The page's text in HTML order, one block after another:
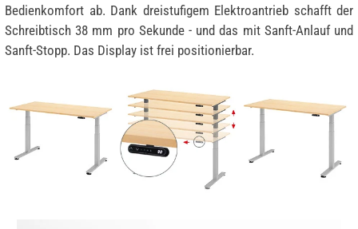
Bedienkomfort ab. Dank dreistufigem Elektroantrieb schafft der
Schreibtisch 38 mm pro Sekunde - und das mit Sanft-Anlauf und
Sanft-Stopp. Das Display ist frei positionierbar.